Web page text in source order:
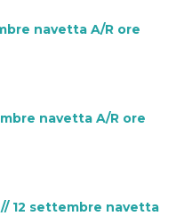
navetta A/R ore
navetta A/R ore
// 12 settembre navetta